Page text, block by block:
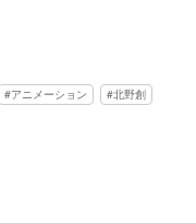
アニメーション
北野創